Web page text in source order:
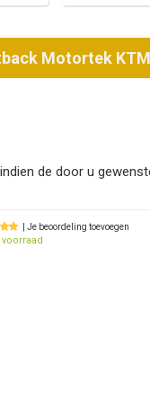
Motortek
de door u
| Je beoordeling toevoegen
voorraad